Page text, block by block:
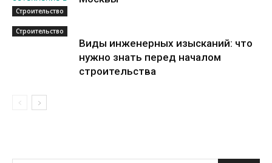
Строительство
Строительство
Виды инженерных изысканий: что
нужно знать перед началом
строительства